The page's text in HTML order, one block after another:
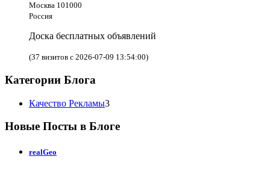
Москва 101000
Россия
Доска бесплатных объявлений
(37 визитов с 2026-07-09 13:54:00)
Категории Блога
Качество Рекламы3
Новые Посты в Блоге
realGeo